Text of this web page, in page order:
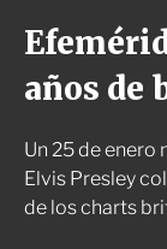
años de
Un 25 de enero
Elvis Presley
de los charts